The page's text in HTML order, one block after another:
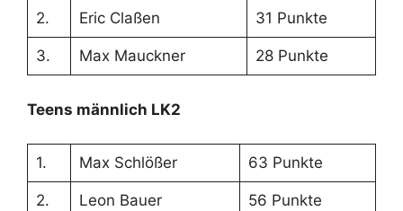
2. Eric Claßen 31 Punkte
3. Max Mauckner 28 Punkte
Teens männlich LK2
1. Max Schlößer 63 Punkte
2. Leon Bauer 56 Punkte